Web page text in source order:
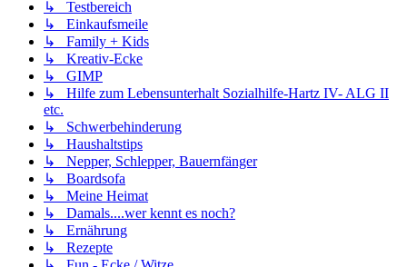
↳ Testbereich
↳ Einkaufsmeile
↳ Family + Kids
↳ Kreativ-Ecke
↳ GIMP
↳ Hilfe zum Lebensunterhalt Sozialhilfe-Hartz IV- ALG II
etc.
↳ Schwerbehinderung
↳ Haushaltstips
↳ Nepper, Schlepper, Bauernfänger
↳ Boardsofa
↳ Meine Heimat
↳ Damals....wer kennt es noch?
↳ Ernährung
↳ Rezepte